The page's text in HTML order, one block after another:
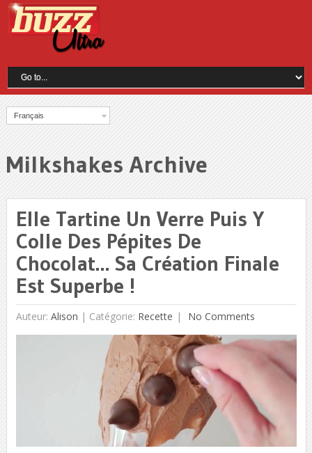
Français
Milkshakes Archive
Elle Tartine Un Verre Puis Y
Colle Des Pépites De
Chocolat… Sa Création Finale
Est Superbe !
Auteur: Alison | Catégorie: Recette No Comments